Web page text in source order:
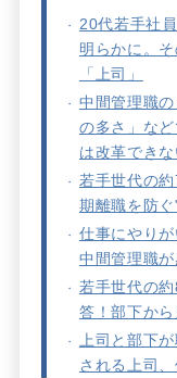
20代若手社
明らかに。
「上司」
中間管理職
の多さ」な
は改革でき
若手世代の
期離職を防
仕事にやり
中間管理職
若手世代の
答！部下か
上司と部下
される上司